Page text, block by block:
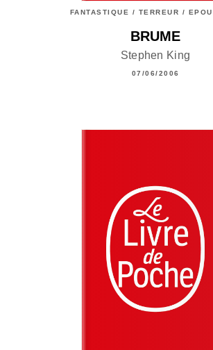
FANTASTIQUE / TERREUR /
BRUME
Stephen King
07/06/2006